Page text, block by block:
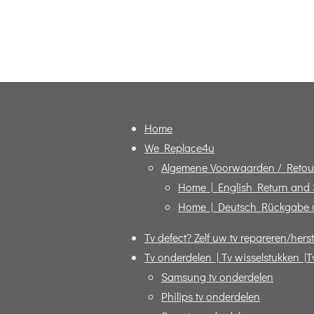
Home
We Replace4u
Algemene Voorwaarden /
Home | English Return and
Home | Deutsch Rückgabe
Tv defect? Zelf uw tv repareren/
Tv onderdelen | Tv wisselstukken
Samsung tv onderdelen
Philips tv onderdelen